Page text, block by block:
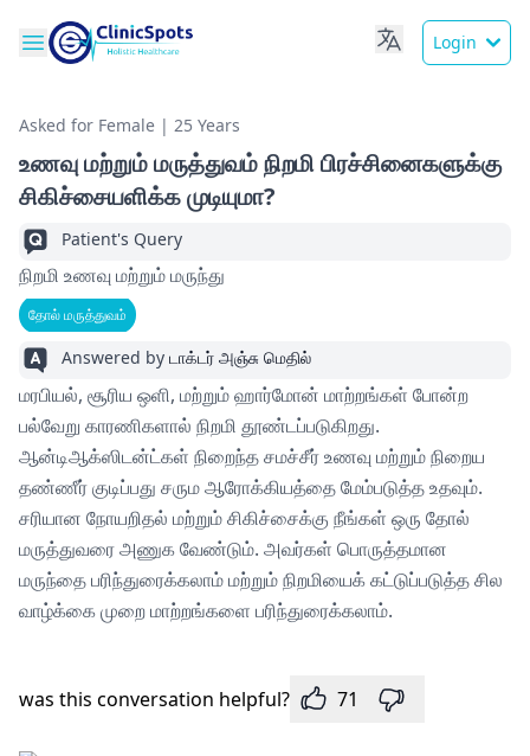
Login
Asked for Female | 25 Years
உணவு மற்றும் மருத்துவம் நிறமி பிரச்சினைகளுக்கு
சிகிச்சையளிக்க முடியுமா?
Patient's Query
நிறமி உணவு மற்றும் மருந்து
தோல் மருத்துவம்
Answered by டாக்டர் அஞ்சு மெதில்
மரபியல், சூரிய ஒளி, மற்றும் ஹார்மோன் மாற்றங்கள் போன்ற
பல்வேறு காரணிகளால் நிறமி தூண்டப்படுகிறது.
ஆன்டிஆக்ஸிடன்ட்கள் நிறைந்த சமச்சீர் உணவு மற்றும் நிறைய
தண்ணீர் குடிப்பது சரும ஆரோக்கியத்தை மேம்படுத்த உதவும்.
சரியான நோயறிதல் மற்றும் சிகிச்சைக்கு நீங்கள் ஒரு தோல்
மருத்துவரை அணுக வேண்டும். அவர்கள் பொருத்தமான
மருந்தை பரிந்துரைக்கலாம் மற்றும் நிறமியைக் கட்டுப்படுத்த சில
வாழ்க்கை முறை மாற்றங்களை பரிந்துரைக்கலாம்.
was this conversation helpful? 71